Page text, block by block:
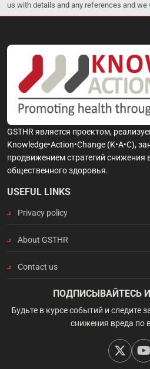
us with details and any references and
GSTHR является проектом,
Knowledge•Action•Change (K•A•C),
продвижением стратегий снижения
общественного здоровья.
USEFUL LINKS
Privacy policy
About GSTHR
Contact us
ПОДПИСЫВАЙТЕСЬ
Будьте в курсе событий и следите
снижения вреда по